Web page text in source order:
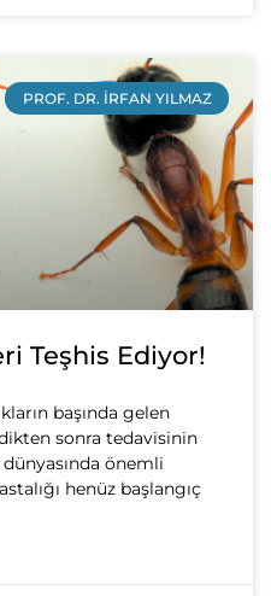
PROF. DR. İRFAN YILMAZ
Teşhis Ediyor!
başında gelen
sonra tedavisinin
önemli
henüz başlangıç